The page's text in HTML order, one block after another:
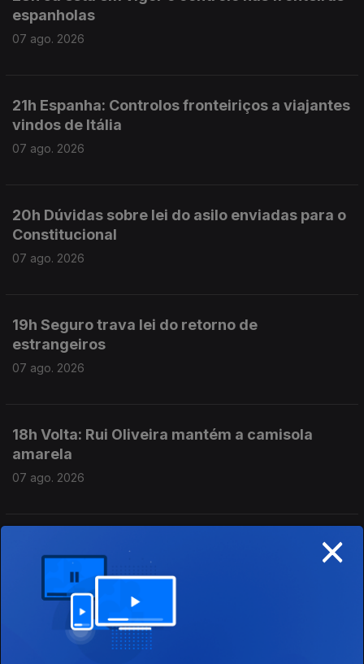
espanholas
07 ago. 2026
21h Espanha: Controlos fronteiriços a viajantes
vindos de Itália
07 ago. 2026
20h Dúvidas sobre lei do asilo enviadas para o
Constitucional
07 ago. 2026
19h Seguro trava lei do retorno de
estrangeiros
07 ago. 2026
18h Volta: Rui Oliveira mantém a camisola
amarela
07 ago. 2026
17h Prestação Social Única promulgada com
aviso do Presidente
07 ago. 2026
16h Escolas aguardam resultados das
×